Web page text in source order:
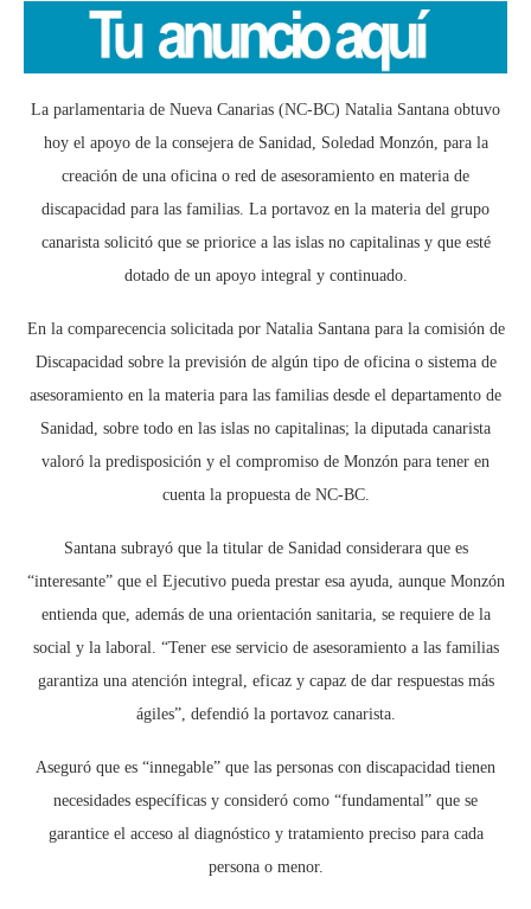
La parlamentaria de Nueva Canarias (NC-BC) Natalia Santana obtuvo
hoy el apoyo de la consejera de Sanidad, Soledad Monzón, para la
creación de una oficina o red de asesoramiento en materia de
discapacidad para las familias. La portavoz en la materia del grupo
canarista solicitó que se priorice a las islas no capitalinas y que esté
dotado de un apoyo integral y continuado.
En la comparecencia solicitada por Natalia Santana para la comisión de
Discapacidad sobre la previsión de algún tipo de oficina o sistema de
asesoramiento en la materia para las familias desde el departamento de
Sanidad, sobre todo en las islas no capitalinas; la diputada canarista
valoró la predisposición y el compromiso de Monzón para tener en
cuenta la propuesta de NC-BC.
Santana subrayó que la titular de Sanidad considerara que es
“interesante” que el Ejecutivo pueda prestar esa ayuda, aunque Monzón
entienda que, además de una orientación sanitaria, se requiere de la
social y la laboral. “Tener ese servicio de asesoramiento a las familias
garantiza una atención integral, eficaz y capaz de dar respuestas más
ágiles”, defendió la portavoz canarista.
Aseguró que es “innegable” que las personas con discapacidad tienen
necesidades específicas y consideró como “fundamental” que se
garantice el acceso al diagnóstico y tratamiento preciso para cada
persona o menor.